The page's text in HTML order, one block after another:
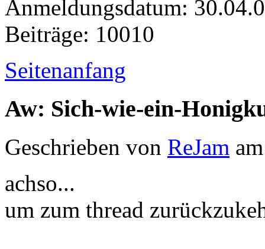
Anmeldungsdatum:
Beiträge: 10010
Seitenanfang
Aw: Sich-wie-ein-
Geschrieben von ReJam
achso...
um zum thread